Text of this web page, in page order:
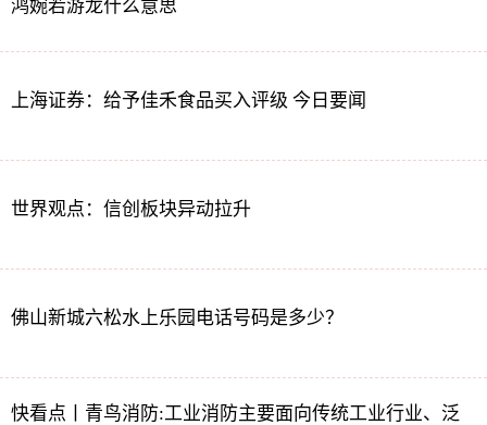
鸿婉若游龙什么意思
上海证券：给予佳禾食品买入评级 今日要闻
世界观点：信创板块异动拉升
佛山新城六松水上乐园电话号码是多少？
快看点丨青鸟消防:工业消防主要面向传统工业行业、泛